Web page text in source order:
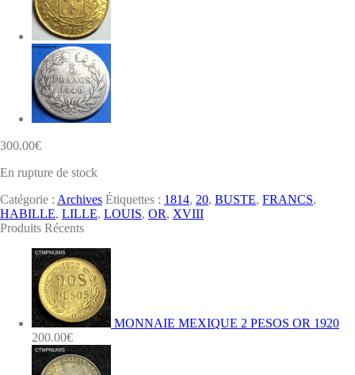
300.00€
En rupture de stock
Catégorie : Archives Étiquettes : 1814, 20, BUSTE, FRANCS,
HABILLE, LILLE, LOUIS, OR, XVIII
Produits Récents
MONNAIE MEXIQUE 2 PESOS OR 1920
200.00€